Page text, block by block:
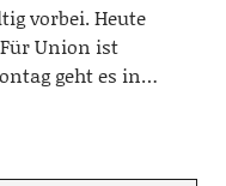
vorbei. Heute
Union ist
geht es in…